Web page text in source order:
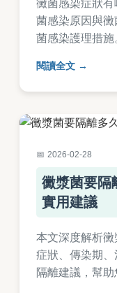
黴菌感染症狀
菌感染原因與
菌感染護理措
防與對抗黴菌感
置方向，幫助
閱讀全文
2026-02-28
黴漿菌要隔
實用建議
本文深度解析
症狀、傳染期
隔離建議，幫